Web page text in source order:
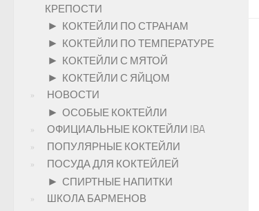
КРЕПОСТИ
► КОКТЕЙЛИ ПО СТРАНАМ
► КОКТЕЙЛИ ПО ТЕМПЕРАТУРЕ
► КОКТЕЙЛИ С МЯТОЙ
► КОКТЕЙЛИ С ЯЙЦОМ
НОВОСТИ
► ОСОБЫЕ КОКТЕЙЛИ
ОФИЦИАЛЬНЫЕ КОКТЕЙЛИ IBA
ПОПУЛЯРНЫЕ КОКТЕЙЛИ
ПОСУДА ДЛЯ КОКТЕЙЛЕЙ
► СПИРТНЫЕ НАПИТКИ
ШКОЛА БАРМЕНОВ